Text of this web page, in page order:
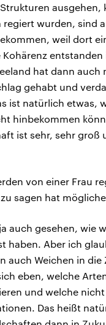
ausgehen,
regiert wurden, sind
weil dort
entstanden
hat dann auch
gehabt und
ist natürlich etwas,
hinbekommen
ist sehr, sehr groß
von einer Frau
sagen hat
auch gesehen, wie
haben. Aber ich
auch Weichen in die
eben, welche
und welche nicht
Das heißt